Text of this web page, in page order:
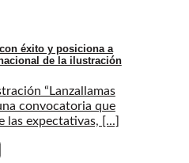
éxito y posiciona a
de la ilustración
“Lanzallamas
convocatoria que
las expectativas, [...]